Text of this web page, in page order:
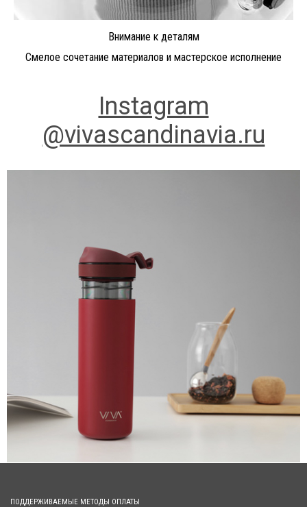
Внимание к деталям
Смелое сочетание материалов и мастерское исполнение
Instagram
@vivascandinavia.ru
ПОДДЕРЖИВАЕМЫЕ МЕТОДЫ ОПЛАТЫ